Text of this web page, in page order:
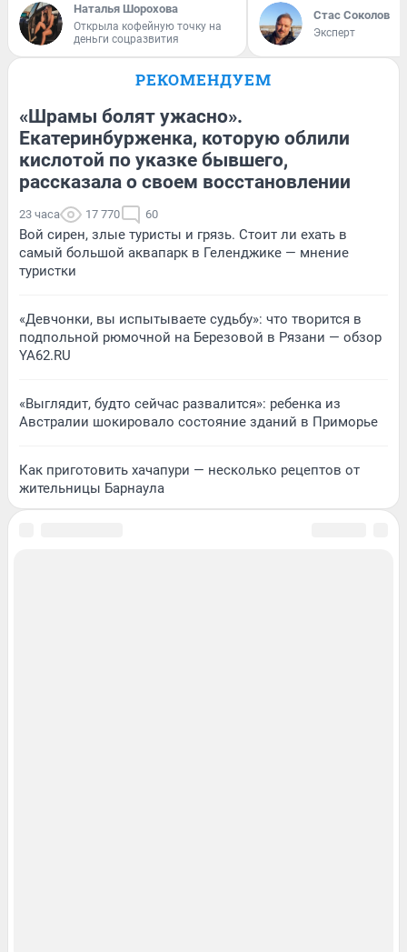
Наталья Шорохова
Открыла кофейную точку на
деньги соцразвития
Стас Соколов
Эксперт
РЕКОМЕНДУЕМ
«Шрамы болят ужасно».
Екатеринбурженка, которую облили
кислотой по указке бывшего,
рассказала о своем восстановлении
23 часа 17 770 60
Вой сирен, злые туристы и грязь. Стоит ли ехать в
самый большой аквапарк в Геленджике — мнение
туристки
«Девчонки, вы испытываете судьбу»: что творится в
подпольной рюмочной на Березовой в Рязани — обзор
YA62.RU
«Выглядит, будто сейчас развалится»: ребенка из
Австралии шокировало состояние зданий в Приморье
Как приготовить хачапури — несколько рецептов от
жительницы Барнаула